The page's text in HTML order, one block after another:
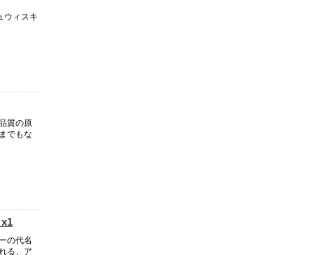
ウィスキ
質の原
でもな
の代名
る、ア